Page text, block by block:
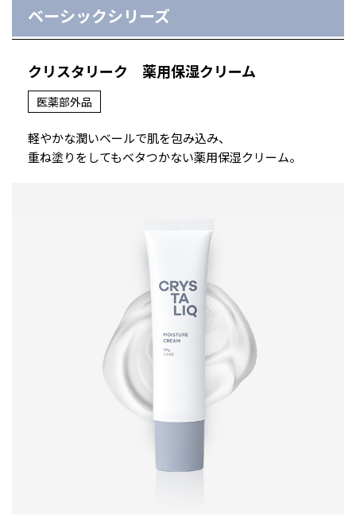
ベーシックシリーズ
クリスタリーク 薬用保湿クリーム
医薬部外品
軽やかな潤いベールで肌を包み込み、
重ね塗りをしてもベタつかない薬用保湿クリーム。